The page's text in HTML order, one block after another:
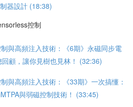
器設計 (18:38)
控制
與高頻注入技術：《6期》永磁同步電
顧，讓你見樹也見林！ (32:36)
與高頻注入技術：《33期》一次搞懂：
與弱磁控制技術！ (33:45)